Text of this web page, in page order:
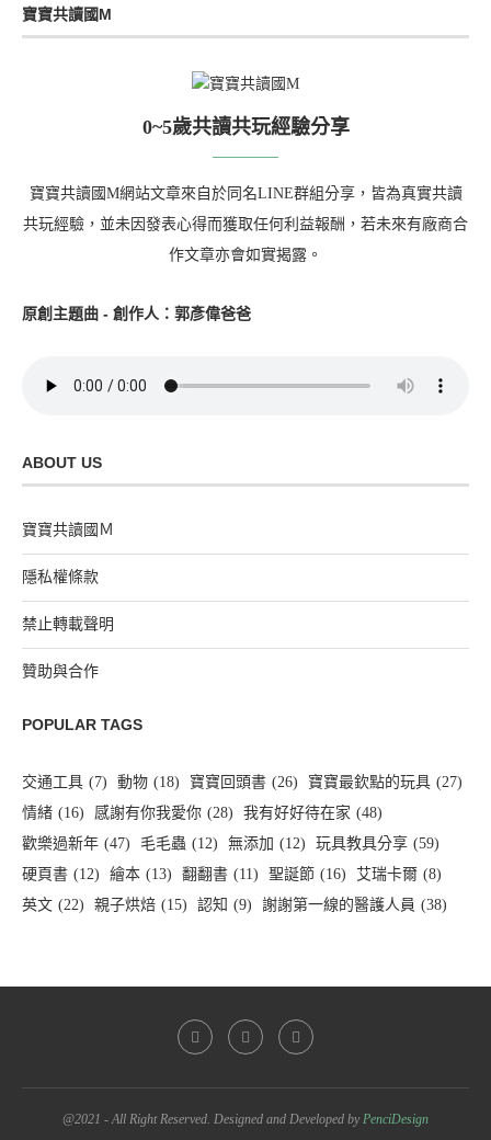
寶寶共讀國M
0~5歲共讀共玩經驗分享
寶寶共讀國M網站文章來自於同名LINE群組分享，皆為真實共讀
共玩經驗，並未因發表心得而獲取任何利益報酬，若未來有廠商合
作文章亦會如實揭露。
原創主題曲 - 創作人：郭彥偉爸爸
ABOUT US
寶寶共讀國Ｍ
隱私權條款
禁止轉載聲明
贊助與合作
POPULAR TAGS
交通工具 (7) 動物 (18) 寶寶回頭書 (26) 寶寶最欽點的玩具 (27)
情緒 (16) 感謝有你我愛你 (28) 我有好好待在家 (48)
歡樂過新年 (47) 毛毛蟲 (12) 無添加 (12) 玩具教具分享 (59)
硬頁書 (12) 繪本 (13) 翻翻書 (11) 聖誕節 (16) 艾瑞卡爾 (8)
英文 (22) 親子烘焙 (15) 認知 (9) 謝謝第一線的醫護人員 (38)
@2021 - All Right Reserved. Designed and Developed byPenciDesign